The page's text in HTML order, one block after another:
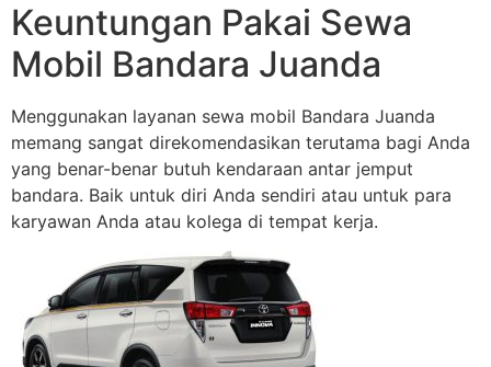
Keuntungan Pakai Sewa
Mobil Bandara Juanda
Menggunakan layanan sewa mobil Bandara Juanda
memang sangat direkomendasikan terutama bagi Anda
yang benar-benar butuh kendaraan antar jemput
bandara. Baik untuk diri Anda sendiri atau untuk para
karyawan Anda atau kolega di tempat kerja.